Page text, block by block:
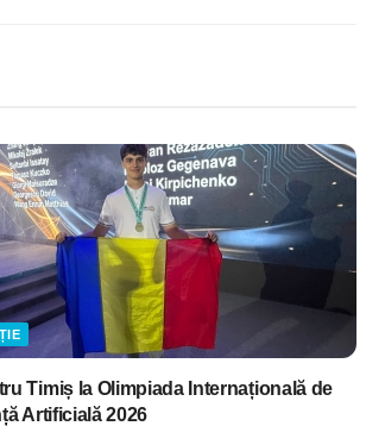
Timiș la Olimpiada Internațională de
Artificială 2026